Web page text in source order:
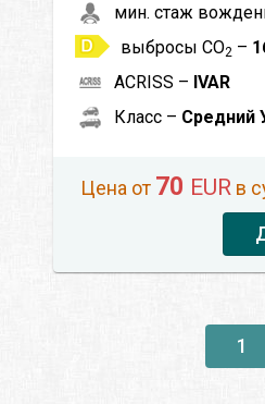
мин. стаж
выбросы CO2 –
ACRISS – IVAR
Класс – Средний
Цена от 70 EUR в
1